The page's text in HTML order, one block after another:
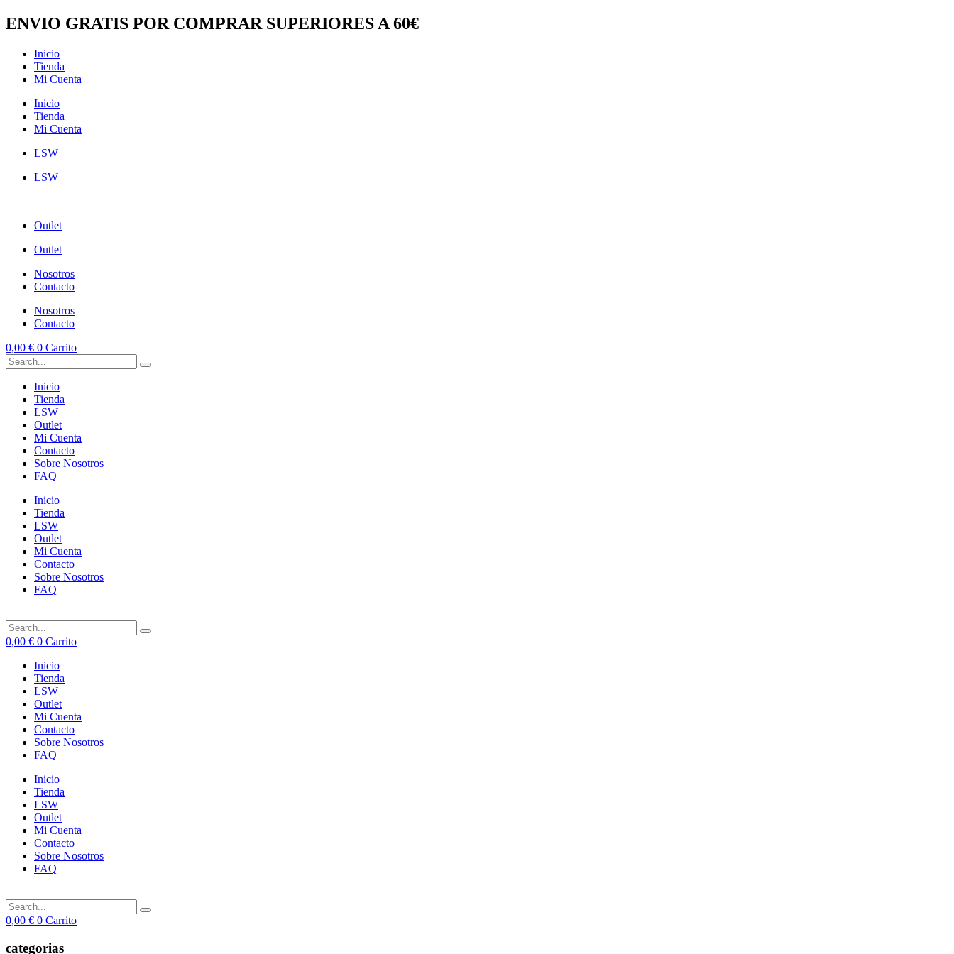
Ir
al
ENVIO GRATIS POR COMPRAR SUPERIORES A 60€
Inicio
Tienda
Mi Cuenta
Inicio
Tienda
Mi Cuenta
LSW
LSW
Outlet
Outlet
Nosotros
Contacto
Nosotros
Contacto
0,00 € 0 Carrito
Inicio
Tienda
LSW
Outlet
Mi Cuenta
Contacto
Sobre Nosotros
FAQ
Inicio
Tienda
LSW
Outlet
Mi Cuenta
Contacto
Sobre Nosotros
FAQ
0,00 € 0 Carrito
Inicio
Tienda
LSW
Outlet
Mi Cuenta
Contacto
Sobre Nosotros
FAQ
Inicio
Tienda
LSW
Outlet
Mi Cuenta
Contacto
Sobre Nosotros
FAQ
0,00 € 0 Carrito
categorias